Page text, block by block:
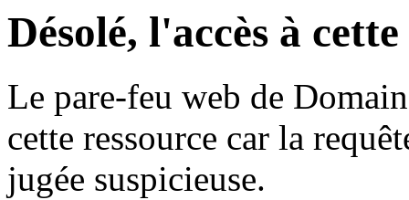
Désolé, l'accès à
Le pare-feu web de
cette ressource car la
jugée suspicieuse.